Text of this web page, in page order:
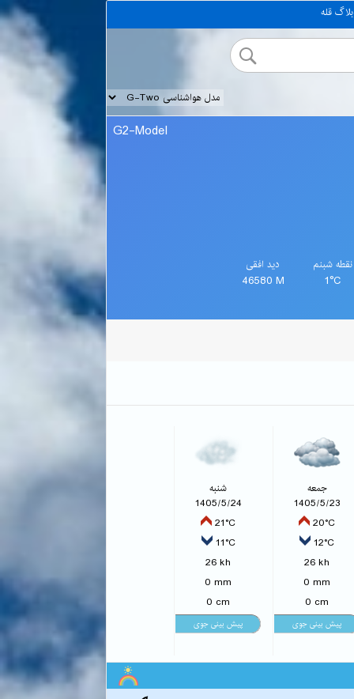
قله
G2-Model
نقطه شبنم
1°C
دید افقی
46580 M
جمعه
1405/5/23
20°C
12°C
26 kh
0 mm
0 cm
شنبه
1405/5/24
21°C
11°C
26 kh
0 mm
0 cm